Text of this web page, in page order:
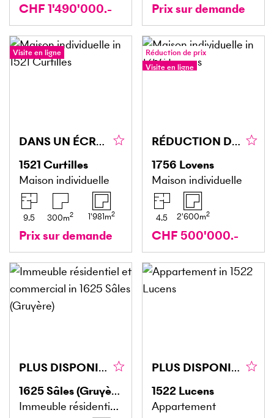
CHF 1'490'000.- Prix sur demande
Visite en ligne
DANS UN ÉCRIN DE NATURE AVEC ECURIES !
1521 Curtilles
Maison individuelle
9.5 300m2 1'981m2
Prix sur demande
Réduction de prix
Visite en ligne
RÉDUCTION DU PRIX! PRIX EXCEPTIONNEL! À AMÉNAGER DANS UNE GRANGE
1756 Lovens
Maison individuelle
4.5 2'600m2
CHF 500'000.-
PLUS DISPONIBLE
1625Sâles (Gruyère)
Immeuble résidentiel et commercial
PLUS DISPONIBLE
1522 Lucens
Appartement